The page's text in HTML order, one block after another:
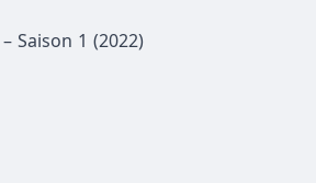
– Saison 1 (2022)